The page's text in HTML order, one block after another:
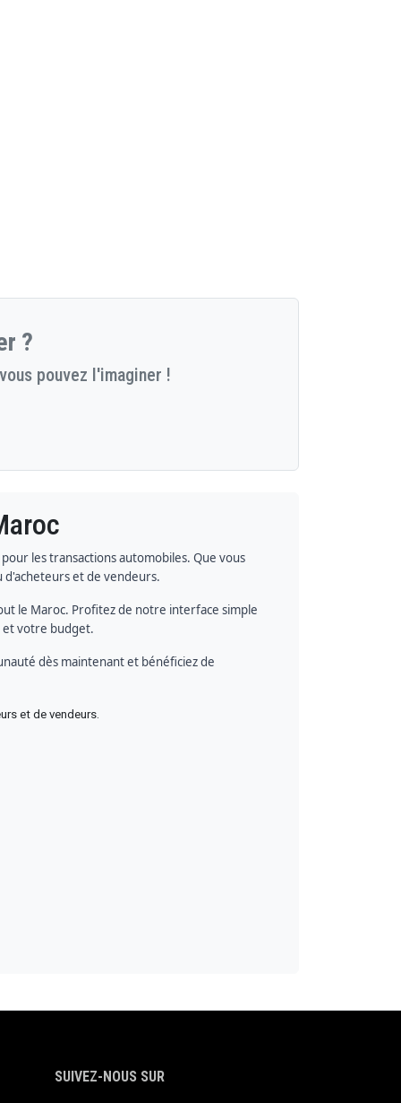
?
pouvez l'imaginer !
les transactions automobiles. Que vous
d'acheteurs et de vendeurs.
le Maroc. Profitez de notre interface simple
et votre budget.
dès maintenant et bénéficiez de
et de vendeurs.
SUIVEZ-NOUS SUR